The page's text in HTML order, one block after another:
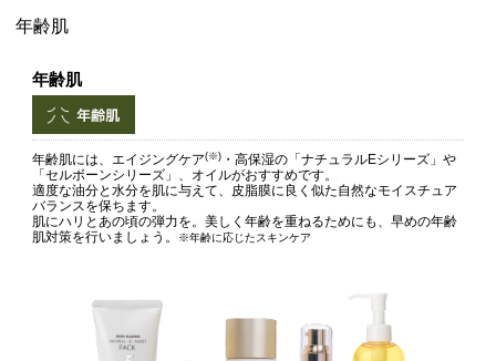
年齢肌
年齢肌
年齢肌には、エイジングケア(※) ・高保湿の「ナチュラルEシリーズ」や
「セルボーンシリーズ」、オイルがおすすめです。
適度な油分と水分を肌に与えて、皮脂膜に良く似た自然なモイスチュア
バランスを保ちます。
肌にハリとあの頃の弾力を。美しく年齢を重ねるためにも、早めの年齢
肌対策を行いましょう。
※年齢に応じたスキンケア